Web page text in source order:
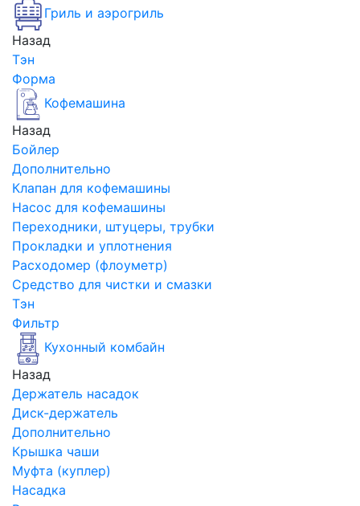
Гриль и аэрогриль
Назад
Тэн
Форма
Кофемашина
Назад
Бойлер
Дополнительно
Клапан для кофемашины
Насос для кофемашины
Переходники, штуцеры, трубки
Прокладки и уплотнения
Расходомер (флоуметр)
Средство для чистки и смазки
Тэн
Фильтр
Кухонный комбайн
Назад
Держатель насадок
Диск-держатель
Дополнительно
Крышка чаши
Муфта (куплер)
Насадка